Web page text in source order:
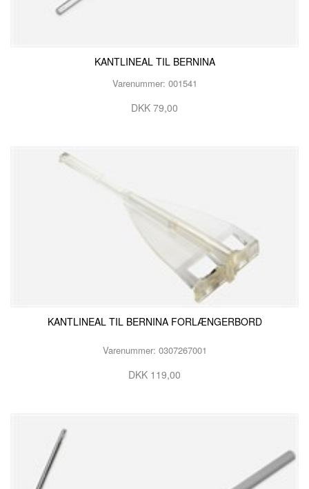
KANTLINEAL TIL BERNINA
Varenummer: 001541
DKK 79,00
KANTLINEAL TIL BERNINA FORLÆNGERBORD
Varenummer: 0307267001
DKK 119,00